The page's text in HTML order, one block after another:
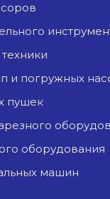
и погружных
пушек
оборудования
машин